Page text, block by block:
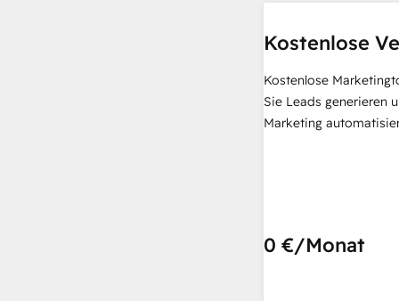
Kostenlose
Kostenlose
Sie Leads generieren
Marketing
0 €/Monat